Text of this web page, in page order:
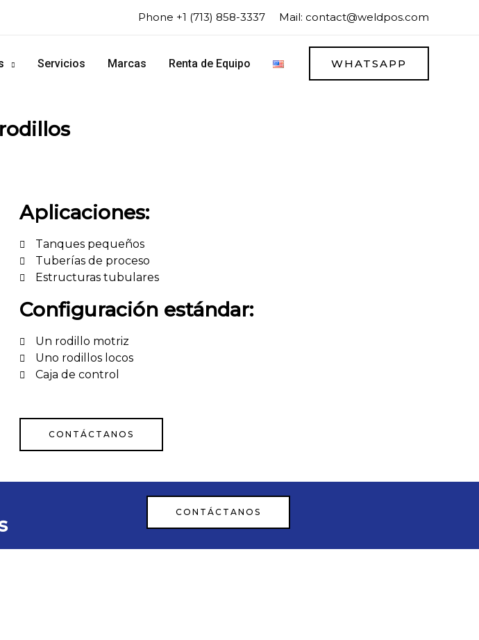
Phone +1 (713) 858-3337 Mail: contact@weldpos.com
Servicios Marcas Renta de Equipo WHATSAPP
Aplicaciones:
Tanques pequeños
Tuberías de proceso
Estructuras tubulares
Configuración estándar:
Un rodillo motriz
Uno rodillos locos
Caja de control
CONTÁCTANOS
CONTÁCTANOS